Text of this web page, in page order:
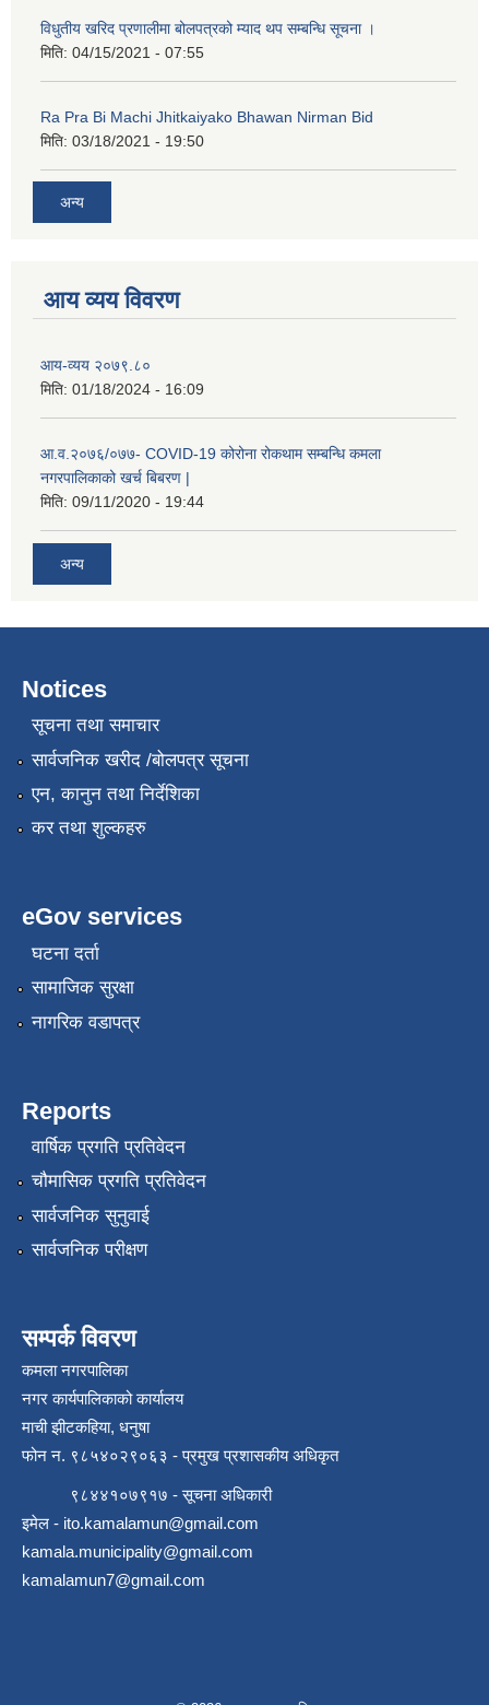
विधुतीय खरिद प्रणालीमा बोलपत्रको म्याद थप सम्बन्धि सूचना ।
मिति: 04/15/2021 - 07:55
Ra Pra Bi Machi Jhitkaiyako Bhawan Nirman Bid
मिति: 03/18/2021 - 19:50
अन्य
आय व्यय विवरण
आय-व्यय २०७९.८०
मिति: 01/18/2024 - 16:09
आ.व.२०७६/०७७- COVID-19 कोरोना रोकथाम सम्बन्धि कमला
नगरपालिकाको खर्च बिबरण |
मिति: 09/11/2020 - 19:44
अन्य
Notices
सूचना तथा समाचार
सार्वजनिक खरीद /बोलपत्र सूचना
एन, कानुन तथा निर्देशिका
कर तथा शुल्कहरु
eGov services
घटना दर्ता
सामाजिक सुरक्षा
नागरिक वडापत्र
Reports
वार्षिक प्रगति प्रतिवेदन
चौमासिक प्रगति प्रतिवेदन
सार्वजनिक सुनुवाई
सार्वजनिक परीक्षण
सम्पर्क विवरण
कमला नगरपालिका
नगर कार्यपालिकाको कार्यालय
माची झीटकहिया, धनुषा
फोन न‌. ९८५४०२९०६३ - प्रमुख प्रशासकीय अधिकृत
९८४४१०७९१७ - सूचना अधिकारी
इमेल - ito.kamalamun@gmail.com
kamala.municipality@gmail.com
kamalamun7@gmail.com